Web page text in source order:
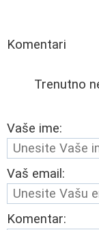
Komentari
Trenutno
Vaše ime:
Vaš email:
Komentar: